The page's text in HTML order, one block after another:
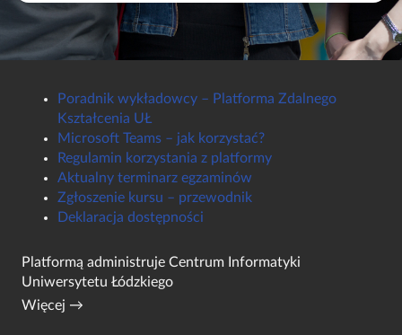
Poradnik wykładowcy – Platforma Zdalnego
Kształcenia UŁ
Microsoft Teams – jak korzystać?
Regulamin korzystania z platformy
Aktualny terminarz egzaminów
Zgłoszenie kursu – przewodnik
Deklaracja dostępności
Platformą administruje Centrum Informatyki
Uniwersytetu Łódzkiego
Więcej →